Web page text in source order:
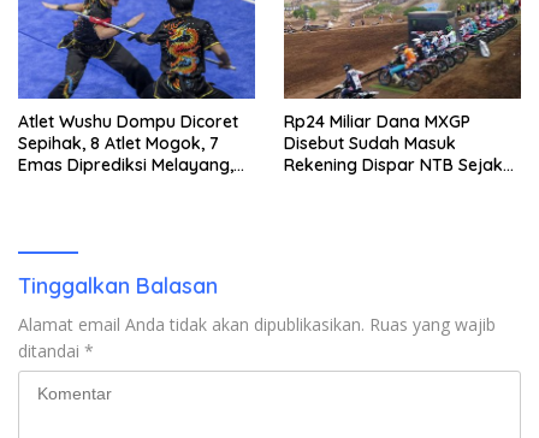
Atlet Wushu Dompu Dicoret
Sepihak, 8 Atlet Mogok, 7
Emas Diprediksi Melayang,
Rp24 Miliar Dana MXGP
Disebut Sudah Masuk
Rekening Dispar NTB Sejak
Tinggalkan Balasan
Alamat email Anda tidak akan dipublikasikan. Ruas yang wajib
ditandai *